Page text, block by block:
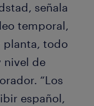
señala
temporal,
planta, todo
nivel de
“Los
español,